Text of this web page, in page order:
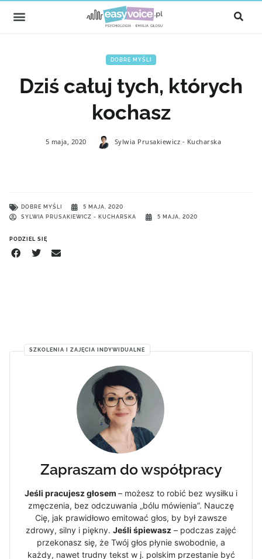
DOBRE MYŚLI
Dziś całuj tych, których
kochasz
5 maja, 2020 Sylwia Prusakiewicz - Kucharska
DOBRE MYŚLI
5 MAJA, 2020
SYLWIA PRUSAKIEWICZ - KUCHARSKA
5 MAJA, 2020
PODZIEL SIĘ
Zapraszam do współpracy
Jeśli pracujesz głosem – możesz to robić bez wysiłku i
zmęczenia, bez odczuwania „bólu mówienia”. Nauczę
Cię, jak prawidłowo emitować głos, by był zawsze
zdrowy, silny i piękny. Jeśli śpiewasz – podczas zajęć
przekonasz się, że Twój głos płynie swobodnie, a
każdy, nawet trudny tekst w j. polskim przestanie być
SZKOLENIA I ZAJĘCIA INDYWIDUALNE